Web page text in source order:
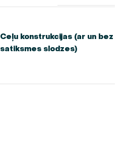
Ceļu konstrukcijas (ar un bez
satiksmes slodzes)